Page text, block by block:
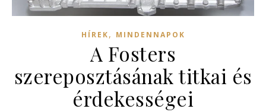
HÍREK, MINDENNAPOK
A Fosters
szereposztásának titkai és
érdekességei